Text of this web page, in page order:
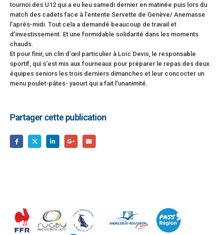
tournoi des U12 qui a eu lieu samedi dernier en matinée puis lors du
match des cadets face à l’entente Servette de Genève/ Anemasse
l’après-midi. Tout cela a demandé beaucoup de travail et
d’investissement. Et une formidable solidarité dans les moments
chauds.
Et pour finir, un clin d’œil particulier à Loïc Devis, le responsable
sportif, qui s’est mis aux fourneaux pour préparer le repas des deux
équipes seniors les trois derniers dimanches et leur concocter un
menu poulet-pâtes- yaourt qui a fait l’unanimité.
Partager cette publication